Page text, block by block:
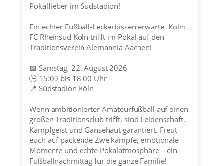
Pokalfieber im Südstadion!
Ein echter Fußball-Leckerbissen erwartet Köln:
FC Rheinsüd Köln trifft im Pokal auf den
Traditionsverein Alemannia Aachen!
📅 Samstag, 22. August 2026
🕒 15:00 bis 18:00 Uhr
📍 Südstadion Köln
Wenn ambitionierter Amateurfußball auf einen
großen Traditionsclub trifft, sind Leidenschaft,
Kampfgeist und Gänsehaut garantiert. Freut
euch auf packende Zweikämpfe, emotionale
Momente und echte Pokalatmosphäre – ein
Fußballnachmittag für die ganze Familie!